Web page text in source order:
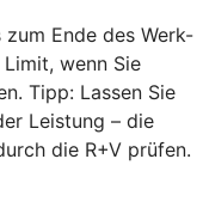
Ende des Werk-
wenn Sie
Tipp: Lassen Sie
Leistung – die
die R+V prüfen.